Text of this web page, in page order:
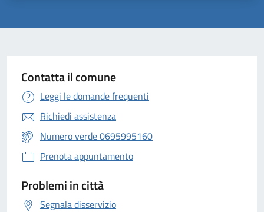
Contatta il comune
Leggi le domande frequenti
Richiedi assistenza
Numero verde 0695995160
Prenota appuntamento
Problemi in città
Segnala disservizio